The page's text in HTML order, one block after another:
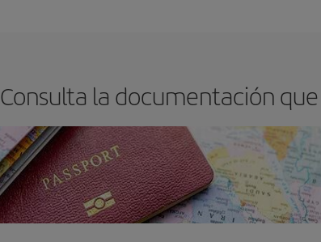
Consulta la documentación